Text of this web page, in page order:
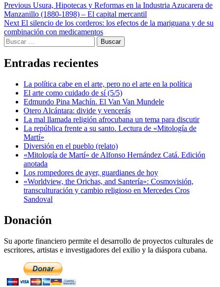
Post
navigation
Previous Usura, Hipotecas y Reformas en la Industria Azucarera de
Manzanillo (1880-1898) – El capital mercantil
Next El silencio de los corderos: los efectos de la mariguana y de su
combinación con medicamentos
Buscar:
Entradas recientes
La política cabe en el arte, pero no el arte en la política
El arte como cuidado de sí (5/5)
Edmundo Pina Machín. El Van Van Mundele
Otero Alcántara: divide y vencerás
La mal llamada religión afrocubana un tema para discutir
La república frente a su santo. Lectura de «Mitología de
Martí»
Diversión en el pueblo (relato)
«Mitología de Martí» de Alfonso Hernández Catá. Edición
anotada
Los rompedores de ayer, guardianes de hoy
«Worldview, the Orichas, and Santería»: Cosmovisión,
transculturación y cambio religioso en Mercedes Cros
Sandoval
Donación
Su aporte financiero permite el desarrollo de proyectos culturales de
escritores, artistas e investigadores del exilio y la diáspora cubana.